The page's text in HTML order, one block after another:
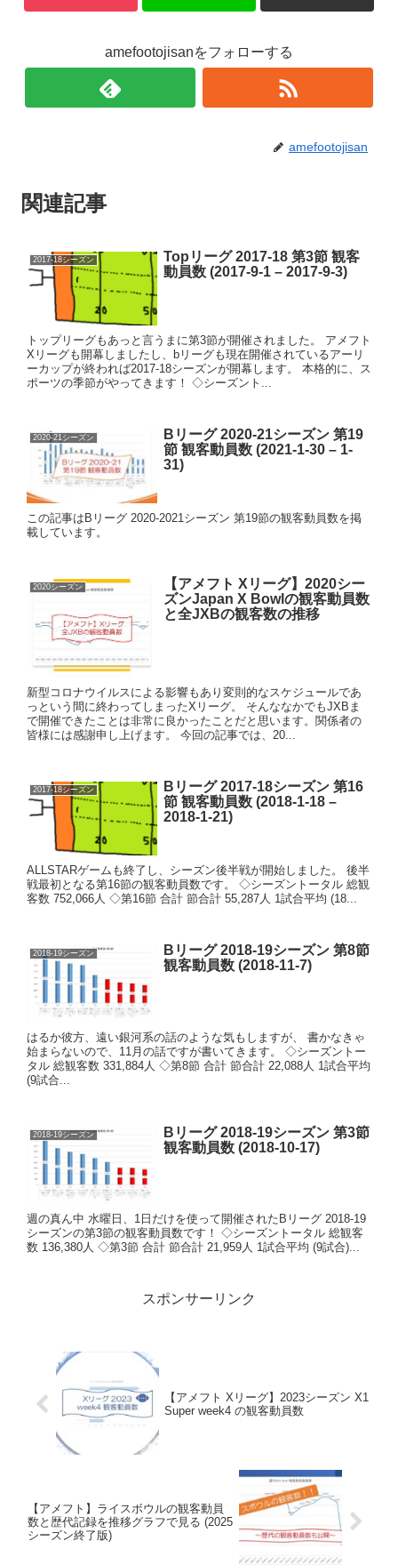
amefootojisanをフォローする
amefootojisan
関連記事
2017-18シーズン
Topリーグ 2017-18 第3節 観客
動員数 (2017-9-1 – 2017-9-3)
トップリーグもあっと言うまに第3節が開催されました。 アメフト
Xリーグも開幕しましたし、bリーグも現在開催されているアーリ
ーカップが終われば2017-18シーズンが開幕します。 本格的に、ス
ポーツの季節がやってきます！ ◇シーズント...
2020-21シーズン
Bリーグ 2020-21シーズン 第19
節 観客動員数 (2021-1-30 – 1-
31)
この記事はBリーグ 2020-2021シーズン 第19節の観客動員数を掲
載しています。
2020シーズン
【アメフト Xリーグ】2020シー
ズンJapan X Bowlの観客動員数
と全JXBの観客数の推移
新型コロナウイルスによる影響もあり変則的なスケジュールであ
っという間に終わってしまったXリーグ。 そんななかでもJXBま
で開催できたことは非常に良かったことだと思います。関係者の
皆様には感謝申し上げます。 今回の記事では、20...
2017-18シーズン
Bリーグ 2017-18シーズン 第16
節 観客動員数 (2018-1-18 –
2018-1-21)
ALLSTARゲームも終了し、シーズン後半戦が開始しました。 後半
戦最初となる第16節の観客動員数です。 ◇シーズントータル 総観
客数 752,066人 ◇第16節 合計 節合計 55,287人 1試合平均 (18...
2018-19シーズン
Bリーグ 2018-19シーズン 第8節
観客動員数 (2018-11-7)
はるか彼方、遠い銀河系の話のような気もしますが、 書かなきゃ
始まらないので、11月の話ですが書いてきます。 ◇シーズントー
タル 総観客数 331,884人 ◇第8節 合計 節合計 22,088人 1試合平均
(9試合...
2018-19シーズン
Bリーグ 2018-19シーズン 第3節
観客動員数 (2018-10-17)
週の真ん中 水曜日、1日だけを使って開催されたBリーグ 2018-19
シーズンの第3節の観客動員数です！ ◇シーズントータル 総観客
数 136,380人 ◇第3節 合計 節合計 21,959人 1試合平均 (9試合)...
スポンサーリンク
【アメフト Xリーグ】2023シーズン X1
Super week4 の観客動員数
【アメフト】ライスボウルの観客動員
数と歴代記録を推移グラフで見る (2025
シーズン終了版)